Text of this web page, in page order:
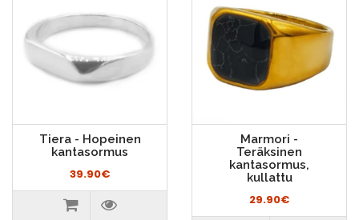
Tiera - Hopeinen
kantasormus
39.90€
Marmori -
Teräksinen
kantasormus,
kullattu
29.90€